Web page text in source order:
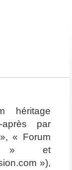
héritage
par
« Forum
» et
»),